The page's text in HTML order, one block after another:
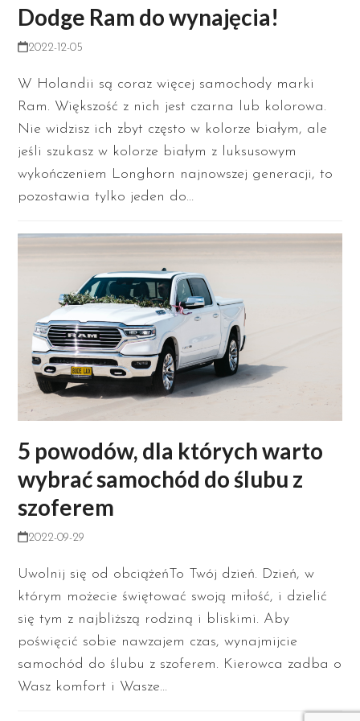
Dodge Ram do wynajęcia!
2022-12-05
W Holandii są coraz więcej samochody marki
Ram. Większość z nich jest czarna lub kolorowa.
Nie widzisz ich zbyt często w kolorze białym, ale
jeśli szukasz w kolorze białym z luksusowym
wykończeniem Longhorn najnowszej generacji, to
pozostawia tylko jeden do…
5 powodów, dla których warto
wybrać samochód do ślubu z
szoferem
2022-09-29
Uwolnij się od obciążeńTo Twój dzień. Dzień, w
którym możecie świętować swoją miłość, i dzielić
się tym z najbliższą rodziną i bliskimi. Aby
poświęcić sobie nawzajem czas, wynajmijcie
samochód do ślubu z szoferem. Kierowca zadba o
Wasz komfort i Wasze…